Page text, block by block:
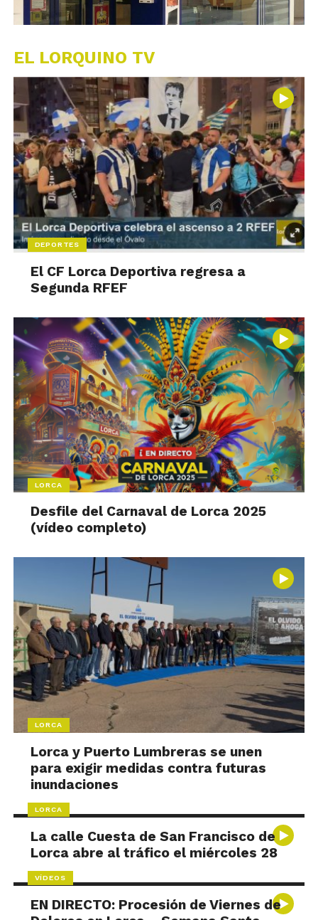
EL LORQUINO TV
DEPORTES
El CF Lorca Deportiva regresa a
Segunda RFEF
LORCA
Desfile del Carnaval de Lorca 2025
(vídeo completo)
LORCA
Lorca y Puerto Lumbreras se unen
para exigir medidas contra futuras
inundaciones
LORCA
La calle Cuesta de San Francisco de
Lorca abre al tráfico el miércoles 28
VÍDEOS
EN DIRECTO: Procesión de Viernes de